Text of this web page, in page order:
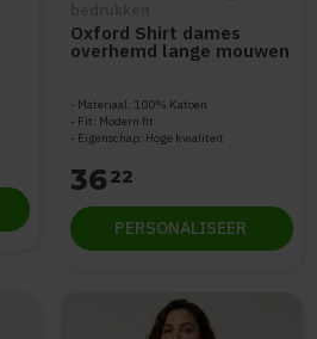
Oxford Shirt dames
overhemd lange mouwen
Materiaal: 100% Katoen
Fit: Modern fit
Eigenschap: Hoge kwaliteit
3622
PERSONALISEER